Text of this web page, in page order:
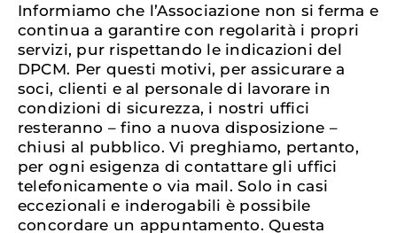
Informiamo che l’Associazione non si ferma e
continua a garantire con regolarità i propri
servizi, pur rispettando le indicazioni del
DPCM. Per questi motivi, per assicurare a
soci, clienti e al personale di lavorare in
condizioni di sicurezza, i nostri uffici
resteranno – fino a nuova disposizione –
chiusi al pubblico. Vi preghiamo, pertanto,
per ogni esigenza di contattare gli uffici
telefonicamente o via mail. Solo in casi
eccezionali e inderogabili è possibile
concordare un appuntamento. Questa